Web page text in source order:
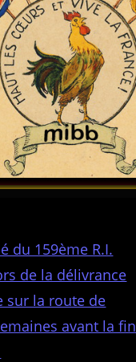
du 159ème R.I.
de la délivrance
sur la route de
avant la fin